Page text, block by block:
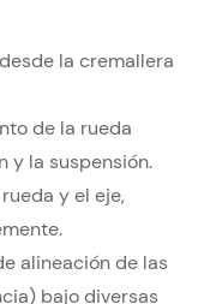
la cremallera
de la rueda
y la suspensión.
y el eje,
alineación de las
bajo diversas